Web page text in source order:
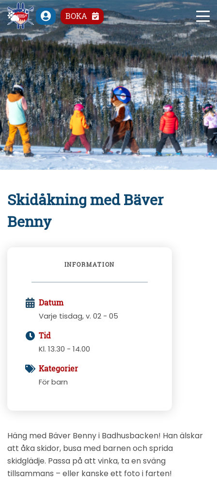
°C BOKA
Skidåkning med Bäver
Benny
INFORMATION
Datum
Varje tisdag, v. 02 - 05
Tid
Kl. 13.30 - 14.00
Kategorier
För barn
Häng med Bäver Benny i Badhusbacken! Han älskar
att åka skidor, busa med barnen och sprida
skidglädje. Passa på att vinka, ta en sväng
tillsammans – eller kanske ett foto i farten!